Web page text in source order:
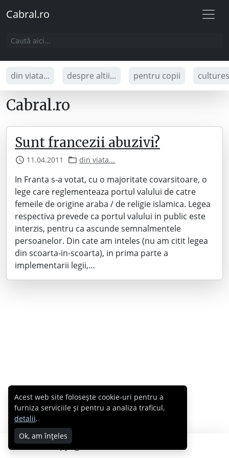
Cabral.ro
din viata... despre altii... pentru copii
Cabral.ro
Sunt francezii abuzivi?
11.04.2011 din viata...
In Franta s-a votat, cu o majoritate covarsitoare, o
lege care reglementeaza portul valului de catre
femeile de origine araba / de religie islamica. Legea
respectiva prevede ca portul valului in public este
interzis, pentru ca ascunde semnalmentele
persoanelor. Din cate am inteles (nu am citit legea
din scoarta-in-scoarta), in prima parte a
implementarii legii,…
Copyright © 2007 - 2026 Cabral.ro
Acest web site folosește cookie-uri pentru a
furniza serviciile și pentru a analiza traficul,
detalii.
Ok, am înțeles